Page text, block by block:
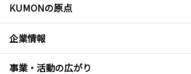
KUMONの原点
企業情報
事業・活動の広がり